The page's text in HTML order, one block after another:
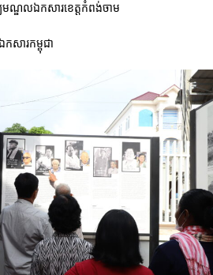
មណ្ឌលឯកសារខេត្តកំពង់ចាម
សារកម្ពុជា